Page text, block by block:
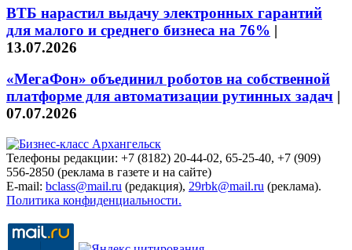
ВТБ нарастил выдачу электронных гарантий
для малого и среднего бизнеса на 76% |
13.07.2026
«МегаФон» объединил роботов на собственной
платформе для автоматизации рутинных задач |
07.07.2026
Телефоны редакции: +7 (8182) 20-44-02, 65-25-40, +7 (909)
556-2850 (реклама в газете и на сайте)
E-mail: bclass@mail.ru (редакция), 29rbk@mail.ru (реклама).
Политика конфиденциальности.